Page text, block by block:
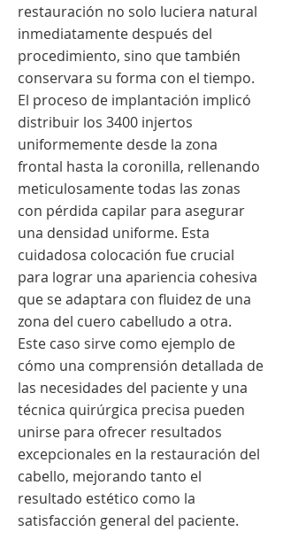
restauración no solo luciera natural
inmediatamente después del
procedimiento, sino que también
conservara su forma con el tiempo.
El proceso de implantación implicó
distribuir los 3400 injertos
uniformemente desde la zona
frontal hasta la coronilla, rellenando
meticulosamente todas las zonas
con pérdida capilar para asegurar
una densidad uniforme. Esta
cuidadosa colocación fue crucial
para lograr una apariencia cohesiva
que se adaptara con fluidez de una
zona del cuero cabelludo a otra.
Este caso sirve como ejemplo de
cómo una comprensión detallada de
las necesidades del paciente y una
técnica quirúrgica precisa pueden
unirse para ofrecer resultados
excepcionales en la restauración del
cabello, mejorando tanto el
resultado estético como la
satisfacción general del paciente.